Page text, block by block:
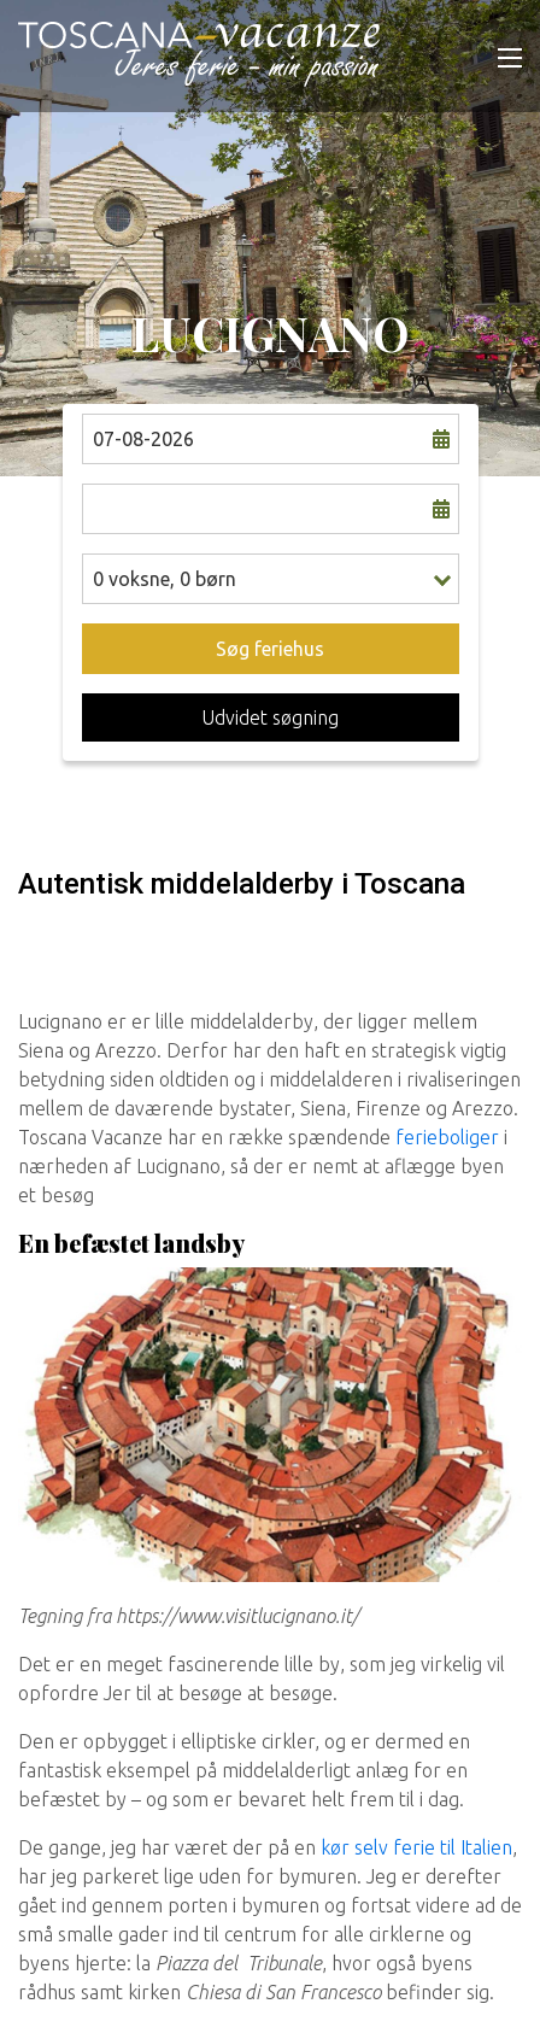
LUCIGNANO
0 voksne, 0 børn
Søg feriehus
Udvidet søgning
Autentisk middelalderby i Toscana
Lucignano er er lille middelalderby, der ligger mellem
Siena og Arezzo. Derfor har den haft en strategisk vigtig
betydning siden oldtiden og i middelalderen i rivaliseringen
mellem de daværende bystater, Siena, Firenze og Arezzo.
Toscana Vacanze har en række spændende ferieboliger i
nærheden af Lucignano, så der er nemt at aflægge byen
et besøg
En befæstet landsby
Tegning fra https://www.visitlucignano.it/
Det er en meget fascinerende lille by, som jeg virkelig vil
opfordre Jer til at besøge at besøge.
Den er opbygget i elliptiske cirkler, og er dermed en
fantastisk eksempel på middelalderligt anlæg for en
befæstet by – og som er bevaret helt frem til i dag.
De gange, jeg har været der på en kør selv ferie til Italien,
har jeg parkeret lige uden for bymuren. Jeg er derefter
gået ind gennem porten i bymuren og fortsat videre ad de
små smalle gader ind til centrum for alle cirklerne og
byens hjerte: la Piazza del Tribunale, hvor også byens
rådhus samt kirken Chiesa di San Francescobefinder sig.